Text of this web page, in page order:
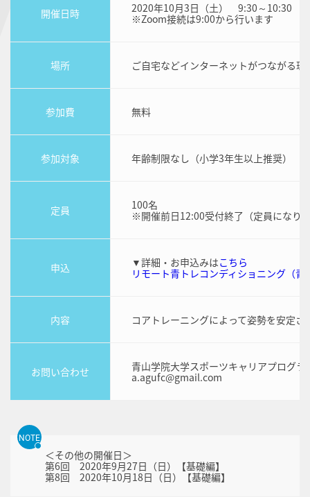
開催日時
2020年10月3日（土） 9:30～10:30
※Zoom接続は9:00から行います
場所 ご自宅などインターネットがつながる
参加費 無料
参加対象 年齢制限なし（小学3年生以上推奨）
定員
100名
※開催前日12:00受付終了（定員になり
申込 ▼詳細・お申込みはこちら
リモート青トレコンディショニング（
内容 コアトレーニングによって姿勢を安定
お問い合わせ
青山学院大学スポーツキャリアプログラ
a.agufc@gmail.com
NOTE
＜その他の開催日＞
第6回 2020年9月27日（日）【基礎編】
第8回 2020年10月18日（日）【基礎編】